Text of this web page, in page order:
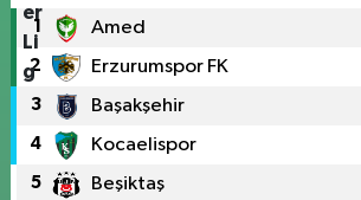
1 Amed
2 Erzurumspor FK
3 Başakşehir
4 Kocaelispor
5 Beşiktaş